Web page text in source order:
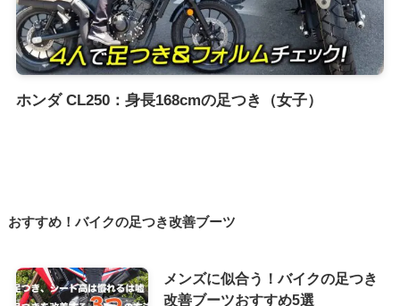
ホンダ CL250：身長168cmの足つき（女子）
おすすめ！バイクの足つき改善ブーツ
メンズに似合う！バイクの足つき
改善ブーツおすすめ5選